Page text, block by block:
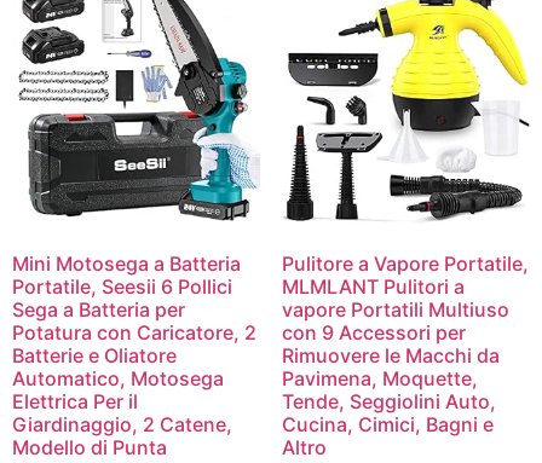
Mini Motosega a Batteria
Portatile, Seesii 6 Pollici
Sega a Batteria per
Potatura con Caricatore, 2
Batterie e Oliatore
Automatico, Motosega
Elettrica Per il
Giardinaggio, 2 Catene,
Modello di Punta
Pulitore a Vapore Portatile,
MLMLANT Pulitori a
vapore Portatili Multiuso
con 9 Accessori per
Rimuovere le Macchi da
Pavimena, Moquette,
Tende, Seggiolini Auto,
Cucina, Cimici, Bagni e
Altro